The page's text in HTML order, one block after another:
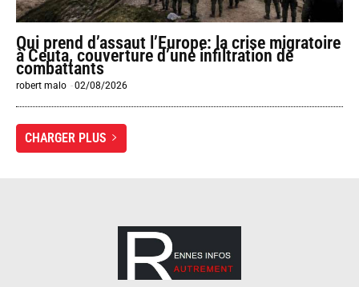
Qui prend d’assaut l’Europe: la crise migratoire
à Ceuta, couverture d’une infiltration de
combattants
robert malo -02/08/2026
CHARGER PLUS